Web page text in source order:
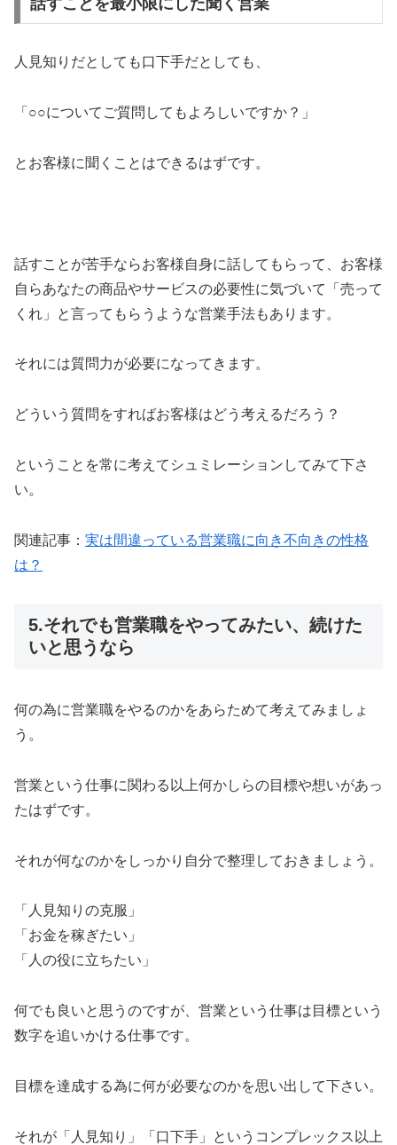
話すことを最小限にした聞く営業
人見知りだとしても口下手だとしても、
「○○についてご質問してもよろしいですか？」
とお客様に聞くことはできるはずです。
話すことが苦手ならお客様自身に話してもらって、お客様
自らあなたの商品やサービスの必要性に気づいて「売って
くれ」と言ってもらうような営業手法もあります。
それには質問力が必要になってきます。
どういう質問をすればお客様はどう考えるだろう？
ということを常に考えてシュミレーションしてみて下さ
い。
関連記事： 実は間違っている営業職に向き不向きの性格
は？
5.それでも営業職をやってみたい、続けた
いと思うなら
何の為に営業職をやるのかをあらためて考えてみましょ
う。
営業という仕事に関わる以上何かしらの目標や想いがあっ
たはずです。
それが何なのかをしっかり自分で整理しておきましょう。
「人見知りの克服」
「お金を稼ぎたい」
「人の役に立ちたい」
何でも良いと思うのですが、営業という仕事は目標という
数字を追いかける仕事です。
目標を達成する為に何が必要なのかを思い出して下さい。
それが「人見知り」「口下手」というコンプレックス以上